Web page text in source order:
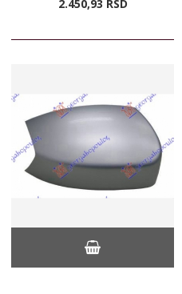
2.450,93 RSD